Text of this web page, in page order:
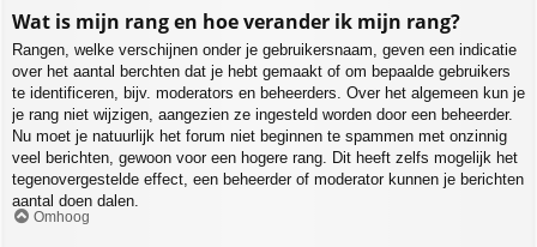
Wat is mijn rang en hoe verander ik mijn rang?
Rangen, welke verschijnen onder je gebruikersnaam, geven een indicatie
over het aantal berchten dat je hebt gemaakt of om bepaalde gebruikers
te identificeren, bijv. moderators en beheerders. Over het algemeen kun je
je rang niet wijzigen, aangezien ze ingesteld worden door een beheerder.
Nu moet je natuurlijk het forum niet beginnen te spammen met onzinnig
veel berichten, gewoon voor een hogere rang. Dit heeft zelfs mogelijk het
tegenovergestelde effect, een beheerder of moderator kunnen je berichten
aantal doen dalen.
Omhoog